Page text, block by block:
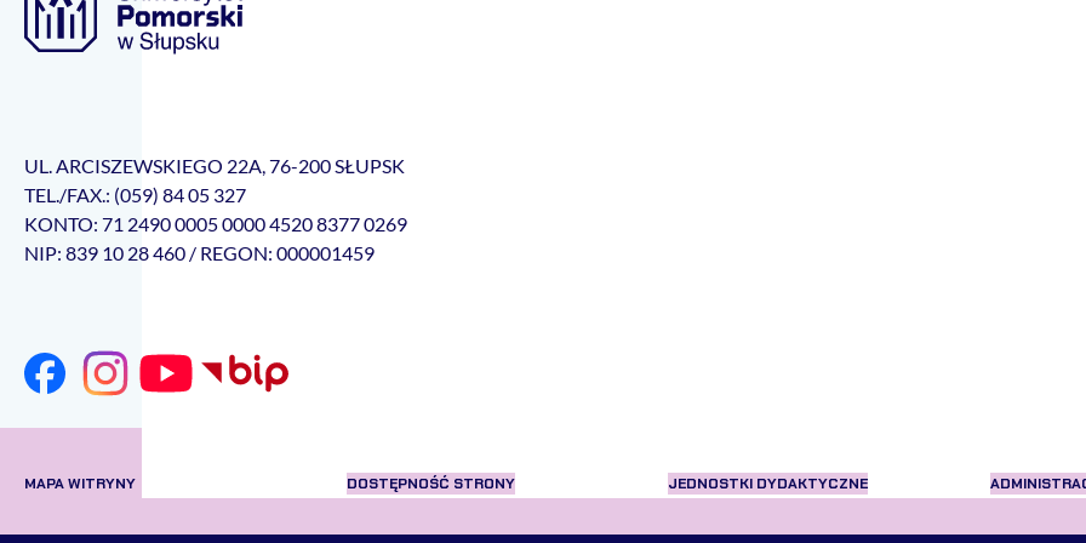
UL. ARCISZEWSKIEGO 22A, 76-200 SŁUPSK
TEL./FAX.: (059) 84 05 327
KONTO: 71 2490 0005 0000 4520 8377 0269
NIP: 839 10 28 460 / REGON: 000001459
MAPA WITRYNY DOSTĘPNOŚĆ STRONY JEDNOSTKI DYDAKTYCZNE